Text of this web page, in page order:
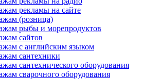
рекламы на сайте
(розница)
рыбы и морепродуктов
сайтов
с английским языком
сантехники
сантехнического оборудования
сварочного оборудования